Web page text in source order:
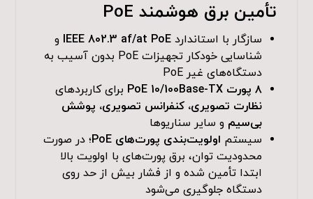
تأمین برق هوشمند PoE
سازگار با استانداردIEEE 802.3 af/at PoE و
شناسایی خودکار تجهیزات PoE بدون آسیب به
دستگاه‌های غیر PoE
۸ پورت PoE 10/100Base-TX
برای کاربردهای
نظارت تصویری، کنفرانس تصویری، پوشش
بی‌سیم و سایر سناریوها
سیستم اولویت‌بندی پورت‌های PoE
؛ در صورت
محدودیت توان، برق پورت‌های با اولویت بالا
ابتدا تأمین شده و از فشار بیش از حد روی
دستگاه جلوگیری می‌شود